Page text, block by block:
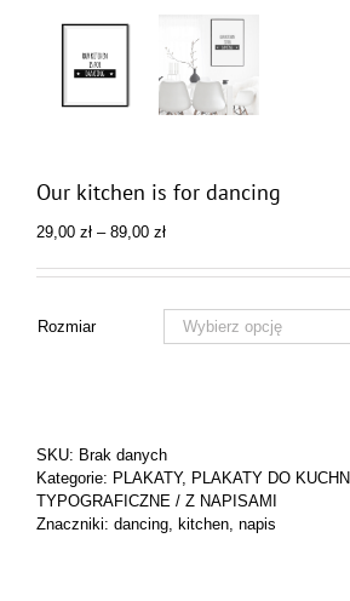
Our kitchen is for dancing
29,00 zł – 89,00 złZakres
od
89,00 zł
Rozmiar
SKU: Brak danych
Kategorie: PLAKATY, PLAKATY DO KUCHNI
TYPOGRAFICZNE / Z NAPISAMI
Znaczniki: dancing, kitchen, napis